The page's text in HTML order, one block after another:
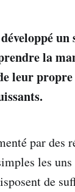
la
leur
par
les
de